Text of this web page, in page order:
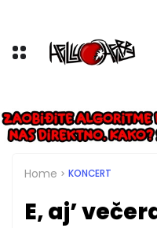
Home KONCERT
E, aj’